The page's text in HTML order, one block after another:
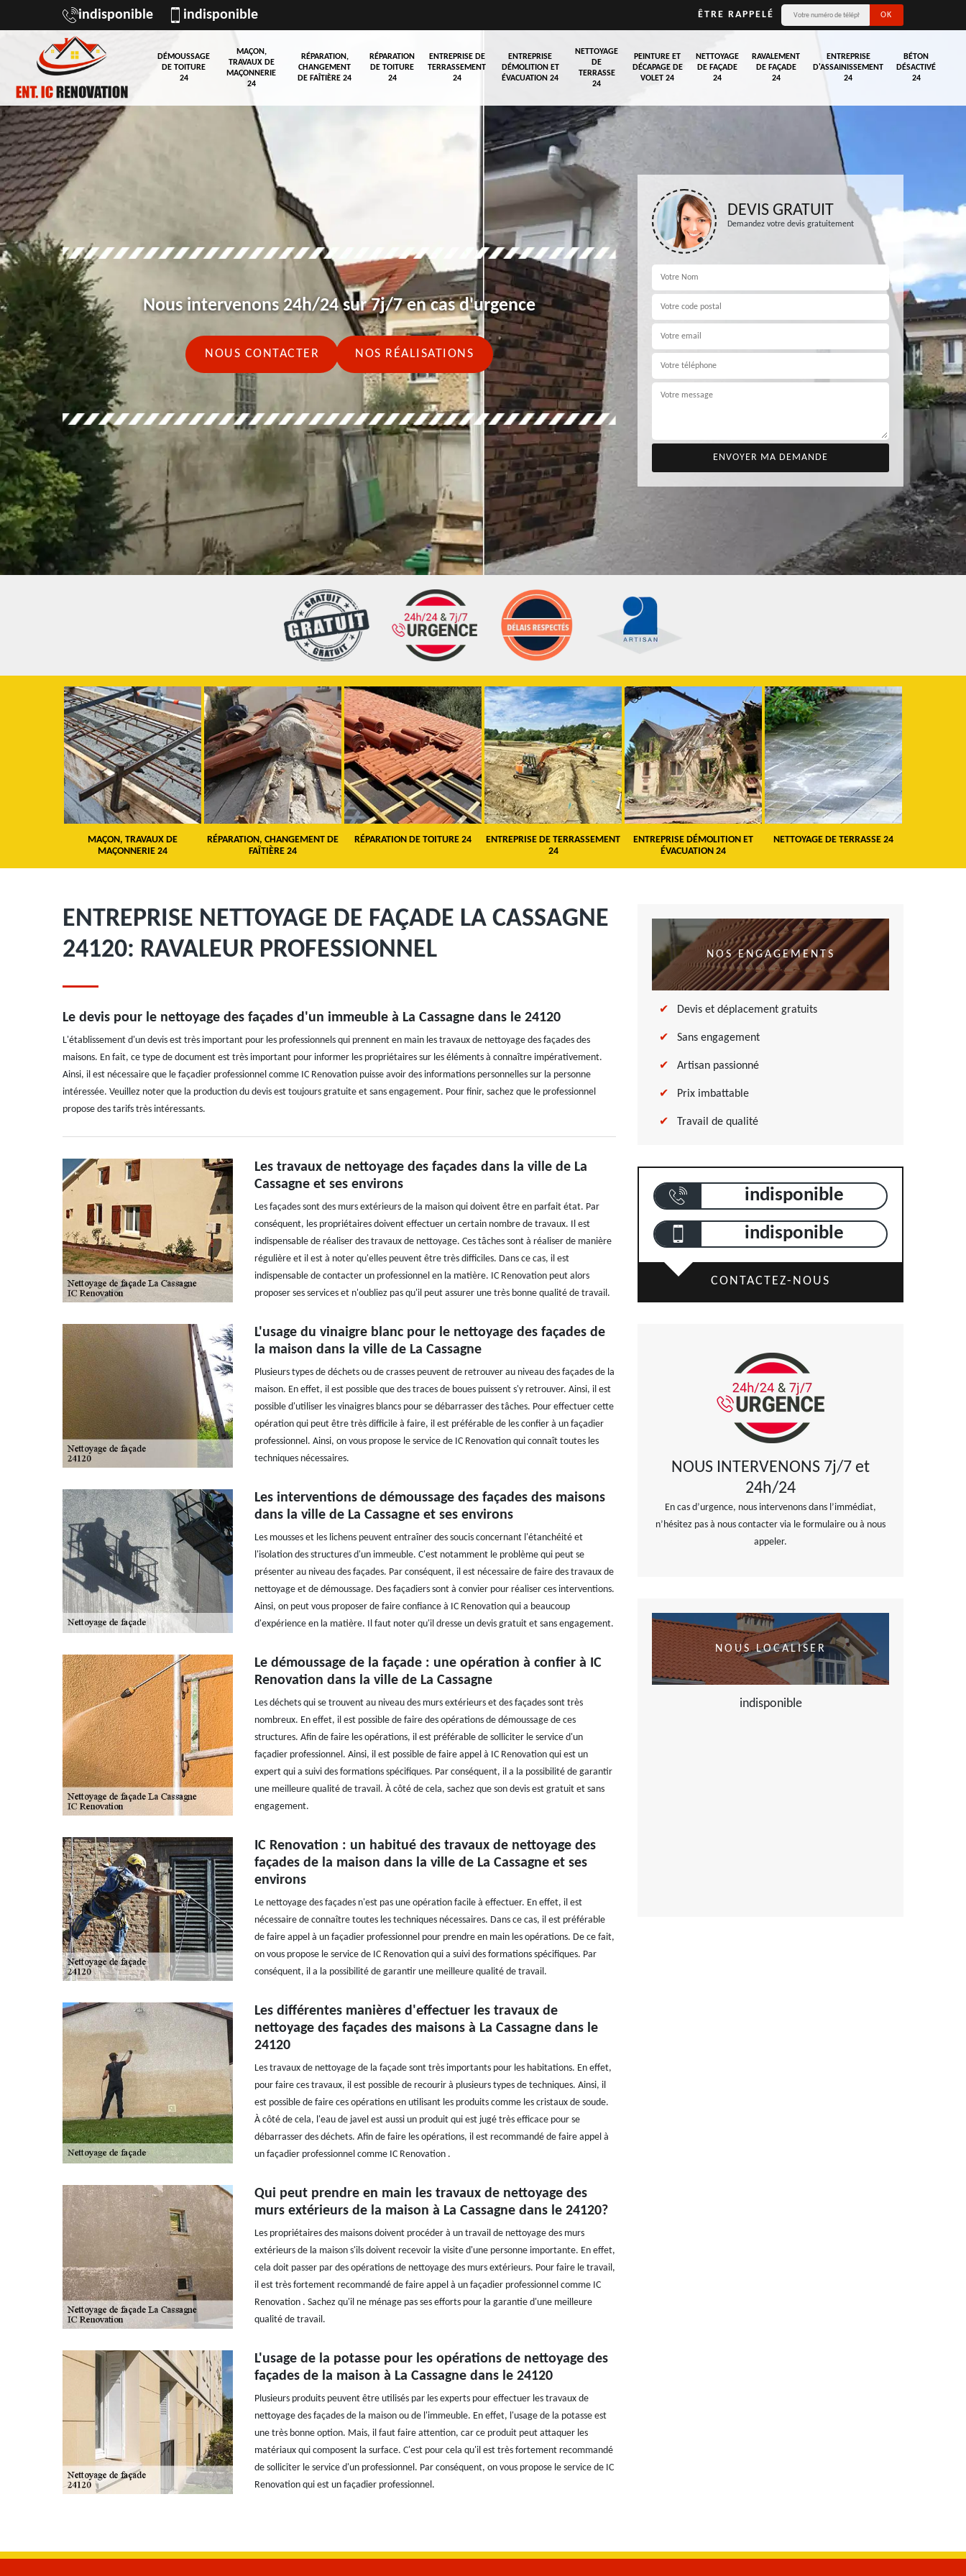
indisponible indisponible ÊTRE RAPPELÉ
DÉMOUSSAGE
DE TOITURE
24
MAÇON,
TRAVAUX DE
MAÇONNERIE
24
RÉPARATION,
CHANGEMENT
DE FAÎTIÈRE 24
RÉPARATION
DE TOITURE
24
ENTREPRISE DE
TERRASSEMENT
24
ENTREPRISE
DÉMOLITION ET
ÉVACUATION 24
NETTOYAGE
DE
TERRASSE
24
PEINTURE ET
DÉCAPAGE DE
VOLET 24
NETTOYAGE
DE FAÇADE
24
RAVALEMENT
DE FAÇADE
24
ENTREPRISE
D'ASSAINISSEMENT
24
BÉTON
DÉSACTIVÉ
24
Nous intervenons 24h/24 sur 7j/7 en cas d'urgence
NOUS CONTACTER NOS RÉALISATIONS
DEVIS GRATUIT
Demandez votre devis gratuitement
MAÇON, TRAVAUX DE
MAÇONNERIE 24
RÉPARATION, CHANGEMENT DE
FAÎTIÈRE 24
RÉPARATION DE TOITURE 24
ENTREPRISE DE TERRASSEMENT
24
ENTREPRISE DÉMOLITION ET
ÉVACUATION 24
NETTOYAGE DE TERRASSE 24
ENTREPRISE NETTOYAGE DE FAÇADE LA CASSAGNE
24120: RAVALEUR PROFESSIONNEL
Le devis pour le nettoyage des façades d'un immeuble à La Cassagne dans le 24120
L'établissement d'un devis est très important pour les professionnels qui prennent en main les travaux de nettoyage des façades des
maisons. En fait, ce type de document est très important pour informer les propriétaires sur les éléments à connaître impérativement.
Ainsi, il est nécessaire que le façadier professionnel comme IC Renovation puisse avoir des informations personnelles sur la personne
intéressée. Veuillez noter que la production du devis est toujours gratuite et sans engagement. Pour finir, sachez que le professionnel
propose des tarifs très intéressants.
Les travaux de nettoyage des façades dans la ville de La
Cassagne et ses environs
Les façades sont des murs extérieurs de la maison qui doivent être en parfait état. Par
conséquent, les propriétaires doivent effectuer un certain nombre de travaux. Il est
indispensable de réaliser des travaux de nettoyage. Ces tâches sont à réaliser de manière
régulière et il est à noter qu'elles peuvent être très difficiles. Dans ce cas, il est
indispensable de contacter un professionnel en la matière. IC Renovation peut alors
proposer ses services et n'oubliez pas qu'il peut assurer une très bonne qualité de travail.
L'usage du vinaigre blanc pour le nettoyage des façades de
la maison dans la ville de La Cassagne
Plusieurs types de déchets ou de crasses peuvent de retrouver au niveau des façades de la
maison. En effet, il est possible que des traces de boues puissent s'y retrouver. Ainsi, il est
possible d'utiliser les vinaigres blancs pour se débarrasser des tâches. Pour effectuer cette
opération qui peut être très difficile à faire, il est préférable de les confier à un façadier
professionnel. Ainsi, on vous propose le service de IC Renovation qui connaît toutes les
techniques nécessaires.
Les interventions de démoussage des façades des maisons
dans la ville de La Cassagne et ses environs
Les mousses et les lichens peuvent entraîner des soucis concernant l'étanchéité et
l'isolation des structures d'un immeuble. C'est notamment le problème qui peut se
présenter au niveau des façades. Par conséquent, il est nécessaire de faire des travaux de
nettoyage et de démoussage. Des façadiers sont à convier pour réaliser ces interventions.
Ainsi, on peut vous proposer de faire confiance à IC Renovation qui a beaucoup
d'expérience en la matière. Il faut noter qu'il dresse un devis gratuit et sans engagement.
Le démoussage de la façade : une opération à confier à IC
Renovation dans la ville de La Cassagne
Les déchets qui se trouvent au niveau des murs extérieurs et des façades sont très
nombreux. En effet, il est possible de faire des opérations de démoussage de ces
structures. Afin de faire les opérations, il est préférable de solliciter le service d'un
façadier professionnel. Ainsi, il est possible de faire appel à IC Renovation qui est un
expert qui a suivi des formations spécifiques. Par conséquent, il a la possibilité de garantir
une meilleure qualité de travail. À côté de cela, sachez que son devis est gratuit et sans
engagement.
IC Renovation : un habitué des travaux de nettoyage des
façades de la maison dans la ville de La Cassagne et ses
environs
Le nettoyage des façades n'est pas une opération facile à effectuer. En effet, il est
nécessaire de connaître toutes les techniques nécessaires. Dans ce cas, il est préférable
de faire appel à un façadier professionnel pour prendre en main les opérations. De ce fait,
on vous propose le service de IC Renovation qui a suivi des formations spécifiques. Par
conséquent, il a la possibilité de garantir une meilleure qualité de travail.
Les différentes manières d'effectuer les travaux de
nettoyage des façades des maisons à La Cassagne dans le
24120
Les travaux de nettoyage de la façade sont très importants pour les habitations. En effet,
pour faire ces travaux, il est possible de recourir à plusieurs types de techniques. Ainsi, il
est possible de faire ces opérations en utilisant les produits comme les cristaux de soude.
À côté de cela, l'eau de javel est aussi un produit qui est jugé très efficace pour se
débarrasser des déchets. Afin de faire les opérations, il est recommandé de faire appel à
un façadier professionnel comme IC Renovation .
Qui peut prendre en main les travaux de nettoyage des
murs extérieurs de la maison à La Cassagne dans le 24120?
Les propriétaires des maisons doivent procéder à un travail de nettoyage des murs
extérieurs de la maison s'ils doivent recevoir la visite d'une personne importante. En effet,
cela doit passer par des opérations de nettoyage des murs extérieurs. Pour faire le travail,
il est très fortement recommandé de faire appel à un façadier professionnel comme IC
Renovation . Sachez qu'il ne ménage pas ses efforts pour la garantie d'une meilleure
qualité de travail.
L'usage de la potasse pour les opérations de nettoyage des
façades de la maison à La Cassagne dans le 24120
Plusieurs produits peuvent être utilisés par les experts pour effectuer les travaux de
nettoyage des façades de la maison ou de l'immeuble. En effet, l'usage de la potasse est
une très bonne option. Mais, il faut faire attention, car ce produit peut attaquer les
matériaux qui composent la surface. C'est pour cela qu'il est très fortement recommandé
de solliciter le service d'un professionnel. Par conséquent, on vous propose le service de IC
Renovation qui est un façadier professionnel.
NOS ENGAGEMENTS
Devis et déplacement gratuits
Sans engagement
Artisan passionné
Prix imbattable
Travail de qualité
indisponible
indisponible
CONTACTEZ-NOUS
NOUS INTERVENONS 7j/7 et
24h/24
En cas d’urgence, nous intervenons dans l’immédiat,
n’hésitez pas à nous contacter via le formulaire ou à nous
appeler.
NOUS LOCALISER
indisponible